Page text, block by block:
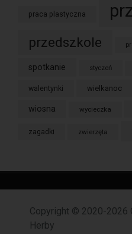
praca plastyczna
przedszkole
spotkanie styczeń
walentynki wielkanoc
wiosna wycieczka
zagadki zwierzęta
Copyright © 2020-2026
Herby